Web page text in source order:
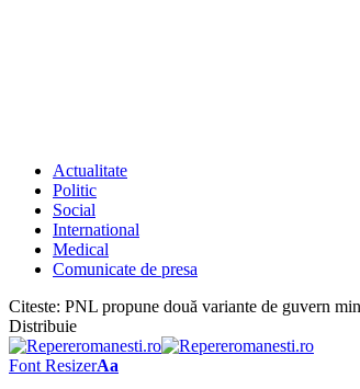
Actualitate
Politic
Social
International
Medical
Comunicate de presa
Citeste: PNL propune două variante de guvern
Distribuie
Font ResizerAa